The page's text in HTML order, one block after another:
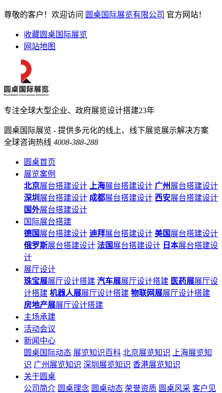
尊敬的客户！欢迎访问 圆桌国际展览有限公司 官方网站！
收藏圆桌国际展览
网站地图
专注全球大型企业、政府展览设计搭建23年
圆桌国际展览 - 提供多元化的线上、线下展览展示解决方案
全球咨询热线 4008-388-288
圆桌首页
展览案例
北京展台搭建设计 上海展台搭建设计 广州展台搭建设计
深圳 展台搭建设计 成都展台搭建设计 西安展台搭建设计
国外展台搭建设计
国际展台搭建
德国 展台搭建设计 迪拜展台搭建设计 美国 展台搭建设计
俄罗斯展台搭建设计 法国 展台搭建设计 日本展台搭建设
计
展厅设计
珠宝展展厅设计搭建 汽车展展厅设计搭建 医药展展厅设
计搭建 机器人展展厅设计搭建 物联网展展厅设计搭建
房地产展展厅设计搭建
主场承建
活动会议
新闻中心
圆桌国际动态 展览知识百科 北京展览知识
上海展览知
识 广州展览知识 深圳展览知识 香港展览知识
关于圆桌
公司简介 圆桌理念 圆桌动态 荣誉资质 圆桌风采 客户见